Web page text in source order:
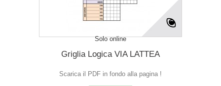
Solo online
Griglia Logica VIA LATTEA
Scarica il PDF in fondo alla pagina !